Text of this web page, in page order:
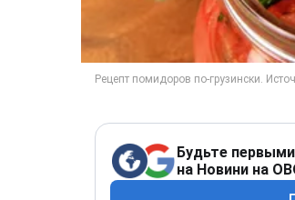
Будьте
на Новини на